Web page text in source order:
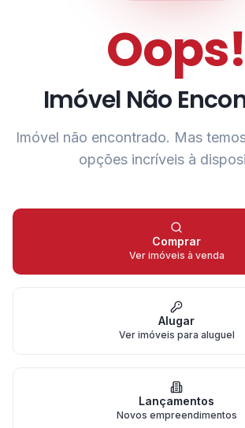
Oops!
Imóvel Não
Imóvel não encontrado. Mas
opções incríveis à
Comprar
Ver imóveis à venda
Alugar
Ver imóveis para aluguel
Lançamentos
Novos empreendimentos